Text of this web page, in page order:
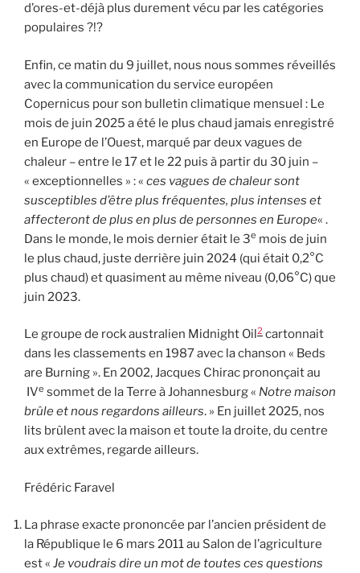
d’ores-et-déjà plus durement vécu par les catégories
populaires ?!?
Enfin, ce matin du 9 juillet, nous nous sommes réveillés
avec la communication du service européen
Copernicus pour son bulletin climatique mensuel : Le
mois de juin 2025 a été le plus chaud jamais enregistré
en Europe de l’Ouest, marqué par deux vagues de
chaleur – entre le 17 et le 22 puis à partir du 30 juin –
« exceptionnelles » : « ces vagues de chaleur sont
susceptibles d’être plus fréquentes, plus intenses et
affecteront de plus en plus de personnes en Europe« .
Dans le monde, le mois dernier était le 3e mois de juin
le plus chaud, juste derrière juin 2024 (qui était 0,2°C
plus chaud) et quasiment au même niveau (0,06°C) que
juin 2023.
Le groupe de rock australien Midnight Oil2 cartonnait
dans les classements en 1987 avec la chanson « Beds
are Burning ». En 2002, Jacques Chirac prononçait au
IVe sommet de la Terre à Johannesburg « Notre maison
brûle et nous regardons ailleurs. » En juillet 2025, nos
lits brûlent avec la maison et toute la droite, du centre
aux extrêmes, regarde ailleurs.
Frédéric Faravel
La phrase exacte prononcée par l’ancien président de
la République le 6 mars 2011 au Salon de l’agriculture
est « Je voudrais dire un mot de toutes ces questions